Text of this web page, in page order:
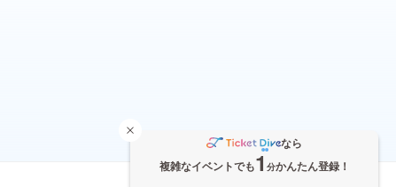
なら
複雑なイベントでも1 分かんたん登録！